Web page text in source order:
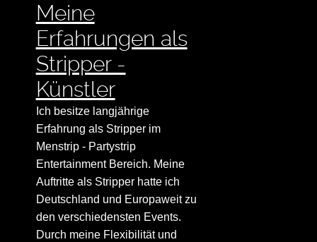
Meine
Erfahrungen als
Stripper -
Künstler
Ich besitze langjährige
Erfahrung als Stripper im
Menstrip - Partystrip
Entertainment Bereich. Meine
Auftritte als Stripper hatte ich
Deutschland und Europaweit zu
den verschiedensten Events.
Durch meine Flexibilität und